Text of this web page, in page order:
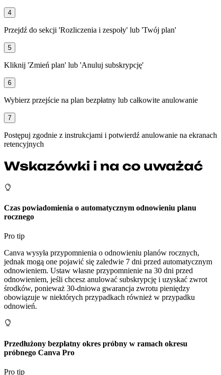
4
Przejdź do sekcji 'Rozliczenia i zespoły' lub 'Twój plan'
5
Kliknij 'Zmień plan' lub 'Anuluj subskrypcję'
6
Wybierz przejście na plan bezpłatny lub całkowite anulowanie
7
Postępuj zgodnie z instrukcjami i potwierdź anulowanie na ekranach
retencyjnych
Wskazówki i na co uważać
Czas powiadomienia o automatycznym odnowieniu planu
rocznego
Pro tip
Canva wysyła przypomnienia o odnowieniu planów rocznych,
jednak mogą one pojawić się zaledwie 7 dni przed automatycznym
odnowieniem. Ustaw własne przypomnienie na 30 dni przed
odnowieniem, jeśli chcesz anulować subskrypcję i uzyskać zwrot
środków, ponieważ 30-dniowa gwarancja zwrotu pieniędzy
obowiązuje w niektórych przypadkach również w przypadku
odnowień.
Przedłużony bezpłatny okres próbny w ramach okresu
próbnego Canva Pro
Pro tip